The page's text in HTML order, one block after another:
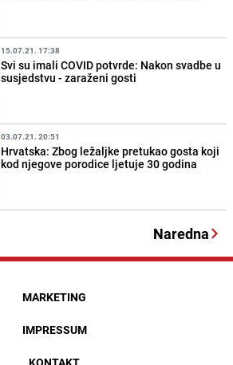
15.07.21. 17:38
Svi su imali COVID potvrde: Nakon svadbe u
susjedstvu - zaraženi gosti
03.07.21. 20:51
Hrvatska: Zbog ležaljke pretukao gosta koji
kod njegove porodice ljetuje 30 godina
Naredna
MARKETING
IMPRESSUM